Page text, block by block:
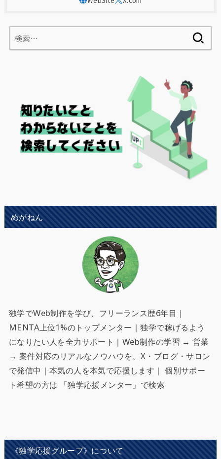
索:
めがねん
独学でWeb制作を学び、フリーランス歴6年目｜
MENTA上位1%のトップメンター｜独学で稼げるよう
になりたい人を全力サポート ｜Web制作の学習 → 営業
→ 案件対応のリアルなノウハウを、X・ブログ・サロン
で発信中｜本気の人を本気で応援します｜ 個別サポー
ト希望の方は 「独学応援メンター」で検索
《独学応援グループ》について